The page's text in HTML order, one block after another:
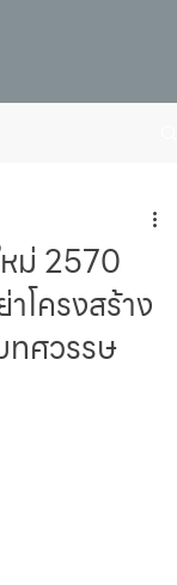
ม่ 2570
โครงสร้าง
ทศวรรษ